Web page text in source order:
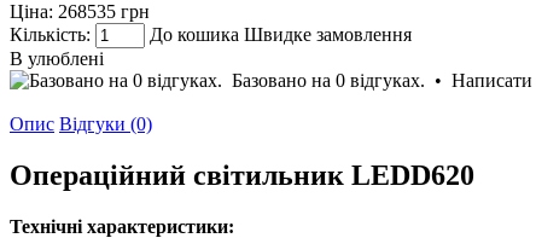
Ціна: 268535 грн
Кількість:
До кошика Швидке замовлення
В улюблені
Базовано на 0 відгуках. • Написати
Опис Відгуки (0)
Операційний світильник LEDD620
Технічні характеристики: